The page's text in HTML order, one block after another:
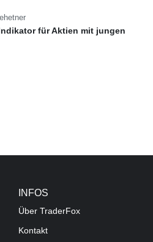
für Aktien mit jungen
INFOS
Über TraderFox
Kontakt